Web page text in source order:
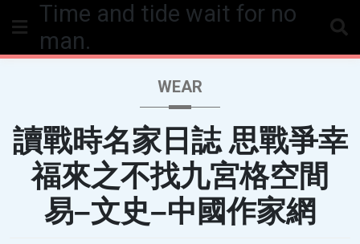
Time and tide wait for no
man.
WEAR
讀戰時名家日誌 思戰爭幸
福來之不找九宮格空間
易–文史–中國作家網